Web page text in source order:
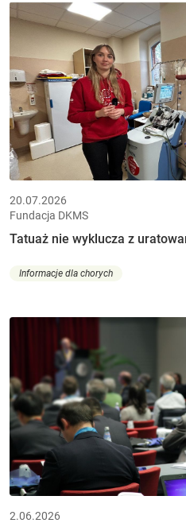
20.07.2026
Fundacja DKMS
Tatuaż nie wyklucza z
Informacje dla chorych
2.06.2026